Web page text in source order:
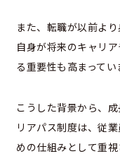
また、転職が以前よ
自身が将来のキャリ
る重要性も高まってい
こうした背景から、
リアパス制度は、従
めの仕組みとして重視